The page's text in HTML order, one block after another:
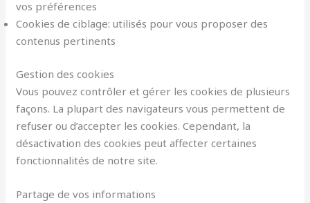
vos préférences
Cookies de ciblage: utilisés pour vous proposer des
contenus pertinents
Gestion des cookies
Vous pouvez contrôler et gérer les cookies de plusieurs
façons. La plupart des navigateurs vous permettent de
refuser ou d’accepter les cookies. Cependant, la
désactivation des cookies peut affecter certaines
fonctionnalités de notre site.
Partage de vos informations